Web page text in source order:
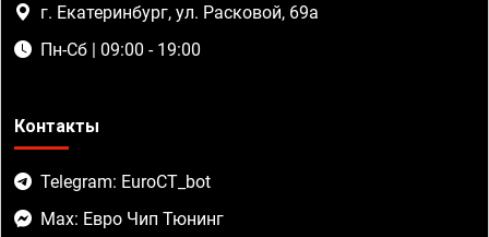
г. Екатеринбург, ул. Расковой, 69а
Пн-Сб | 09:00 - 19:00
Контакты
Telegram: EuroCT_bot
Max: Евро Чип Тюнинг